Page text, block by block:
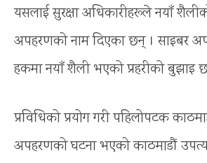
यसलाई सुरक्षा अधिकारीहरूले नयाँ
अपहरणको नाम दिएका छन् । साइबर
हकमा नयाँ शैली भएको प्रहरीको बुझाइ
प्रविधिको प्रयोग गरी पहिलोपटक
अपहरणको घटना भएको काठमाडौं